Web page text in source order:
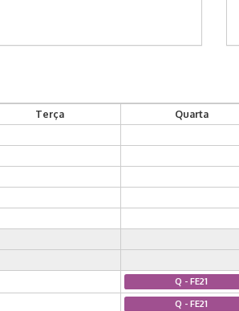
Terça Quarta
Q - FE21
Q - FE21